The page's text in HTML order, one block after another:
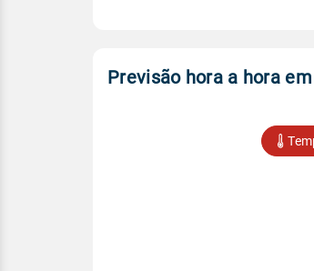
Previsão hora a hora